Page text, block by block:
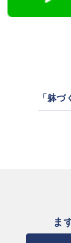
「躰
ま